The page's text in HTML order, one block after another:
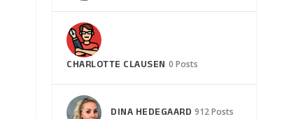
CHARLOTTE CLAUSEN 0 Posts
DINA HEDEGAARD 912 Posts